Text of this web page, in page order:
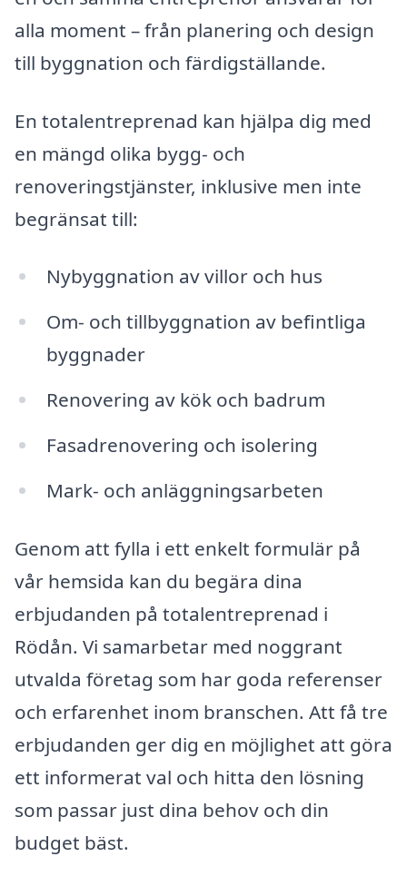
alla moment – från planering och design
till byggnation och färdigställande.
En totalentreprenad kan hjälpa dig med
en mängd olika bygg- och
renoveringstjänster, inklusive men inte
begränsat till:
Nybyggnation av villor och hus
Om- och tillbyggnation av befintliga
byggnader
Renovering av kök och badrum
Fasadrenovering och isolering
Mark- och anläggningsarbeten
Genom att fylla i ett enkelt formulär på
vår hemsida kan du begära dina
erbjudanden på totalentreprenad i
Rödån. Vi samarbetar med noggrant
utvalda företag som har goda referenser
och erfarenhet inom branschen. Att få tre
erbjudanden ger dig en möjlighet att göra
ett informerat val och hitta den lösning
som passar just dina behov och din
budget bäst.